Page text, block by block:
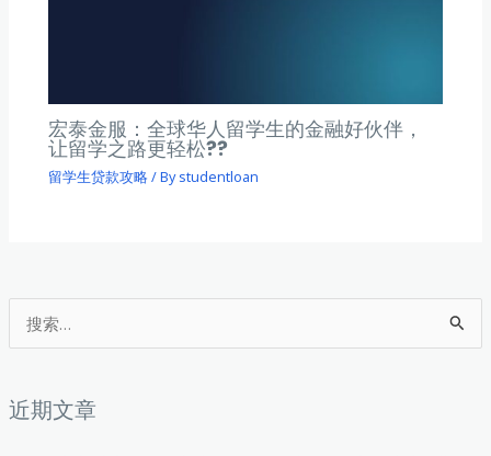
索
近期文章
宏泰金服：全球华人留学生的金融好伙伴，
让留学之路更轻松??
留学生贷款攻略/ Bystudentloan